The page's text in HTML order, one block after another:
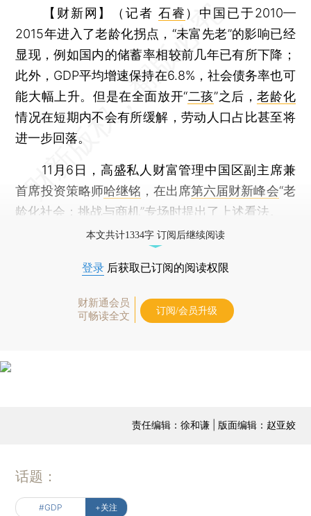
【财新网】（记者 石睿 ） 中国已于2010—
2015年进入了老龄化拐点，“未富先老”的影响已经
显现，例如国内的储蓄率相较前几年已有所下降；
此外，GDP平均增速保持在6.8%，社会债务率也可
能大幅上升。但是在全面放开“二孩”之后，老龄化
情况在短期内不会有所缓解，劳动人口占比甚至将
进一步回落。
11月6日，高盛私人财富管理中国区副主席兼
首席投资策略师哈继铭 ，在出席第六届财新峰会“老
龄化社会：挑战与商机”专场时提出了上述看法。
本文共计1334字 订阅后继续阅读
登录 后获取已订阅的阅读权限
财新通会员
可畅读全文
订阅/会员升级
责任编辑：徐和谦 | 版面编辑：赵亚姣
话题：
#GDP +关注